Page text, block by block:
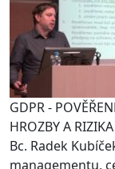
GDPR -
HROZBY A
Bc. Radek
managementu,